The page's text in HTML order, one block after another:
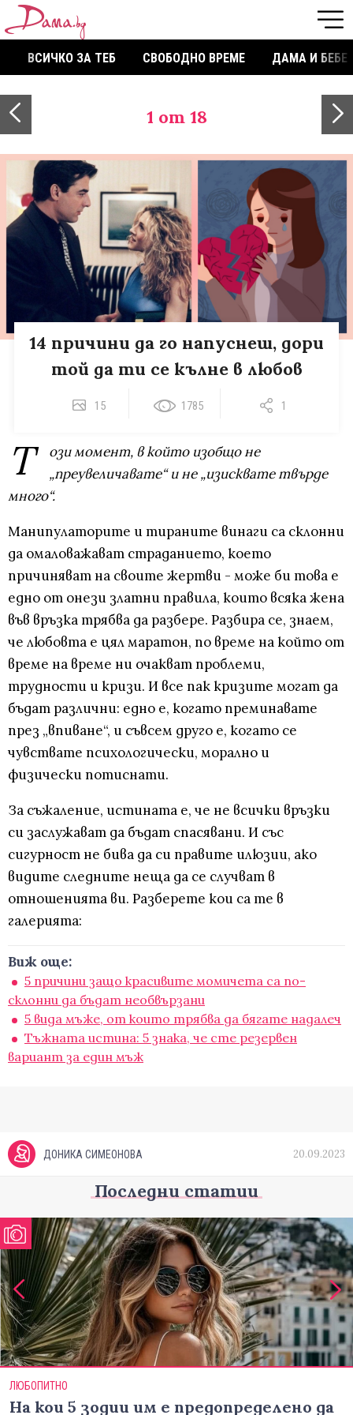
ВСИЧКО ЗА ТЕБ СВОБОДНО ВРЕМЕ ДАМА И БЕБЕ
1 от 18
14 причини да го напуснеш, дори
той да ти се кълне в любов
15 1785 1
Т
ози момент, в който изобщо не
„преувеличавате“ и не „изисквате твърде
много“.
Манипулаторите и тираните винаги са склонни
да омаловажават страданието, което
причиняват на своите жертви - може би това е
едно от онези златни правила, които всяка жена
във връзка трябва да разбере. Разбира се, знаем,
че любовта е цял маратон, по време на който от
време на време ни очакват проблеми,
трудности и кризи. И все пак кризите могат да
бъдат различни: едно е, когато преминавате
през „впиване“, и съвсем друго е, когато се
чувствате психологически, морално и
физически потиснати.
За съжаление, истината е, че не всички връзки
си заслужават да бъдат спасявани. И със
сигурност не бива да си правите илюзии, ако
видите следните неща да се случват в
отношенията ви. Разберете кои са те в
галерията:
Виж още:
5 причини защо красивите момичета са по-
склонни да бъдат необвързани
5 вида мъже, от които трябва да бягате надалеч
Тъжната истина: 5 знака, че сте резервен
вариант за един мъж
ДОНИКА СИМЕОНОВА 20.09.2023
Последни статии
ЛЮБОПИТНО
На кои 5 зодии им е предопределено да